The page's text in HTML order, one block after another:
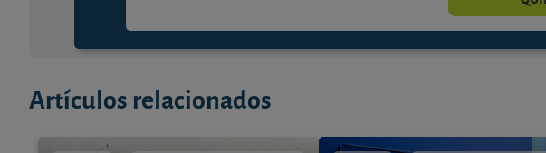
Artículos relacionados